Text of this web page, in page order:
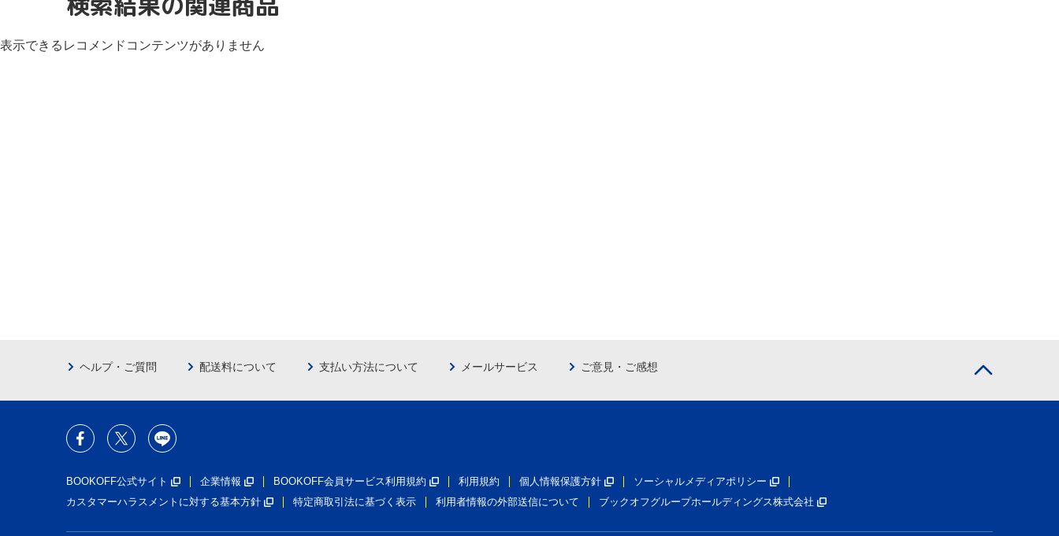
表示できるレコメンドコンテンツがありません
ヘルプ・ご質問 配送料について 支払い方法について メールサービス ご意見・ご感想
BOOKOFF公式サイト 企業情報 BOOKOFF会員サービス利用規約 利用規約 個人情報保護方針
ソーシャルメディアポリシー
カスタマーハラスメントに対する基本方針
特定商取引法に基づく表示 利用者情報の外部送信について ブックオフグループホールディングス株式会社